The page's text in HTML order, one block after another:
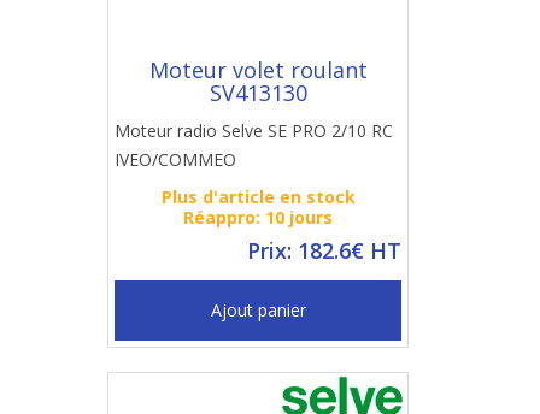
Moteur volet roulant
SV413130
Moteur radio Selve SE PRO 2/10 RC
IVEO/COMMEO
Plus d'article en stock
Réappro: 10 jours
Prix: 182.6€ HT
Ajout panier